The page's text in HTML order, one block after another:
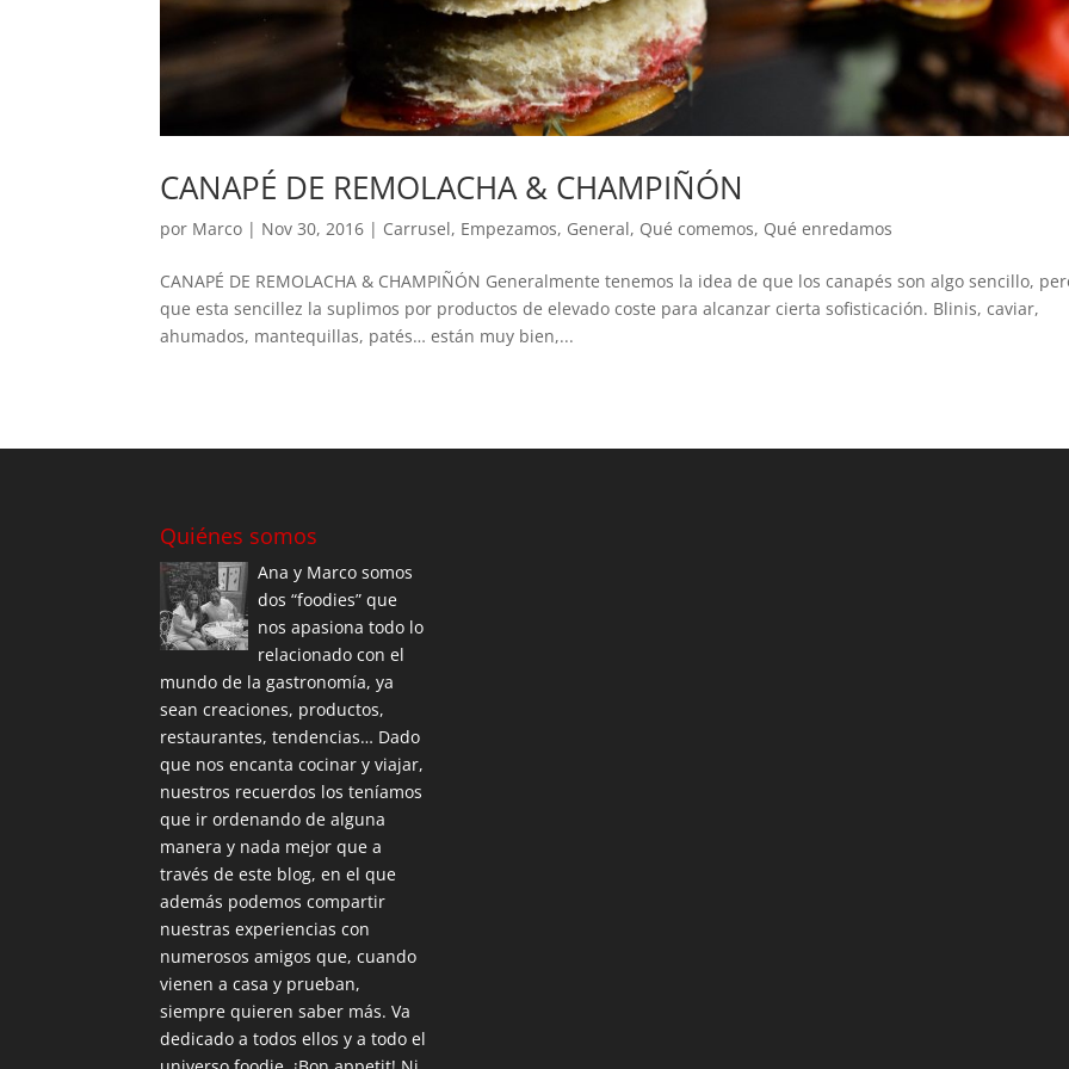
CANAPÉ DE REMOLACHA & CHAMPIÑÓN
por Marco | Nov 30, 2016 | Carrusel, Empezamos, General, Qué comemos, Qué enredamos
CANAPÉ DE REMOLACHA & CHAMPIÑÓN Generalmente tenemos la idea de que los canapés son algo sencillo,
que esta sencillez la suplimos por productos de elevado coste para alcanzar cierta sofisticación. Blinis, caviar,
ahumados, mantequillas, patés… están muy bien,...
Quiénes somos
Ana y Marco somos
dos “foodies” que
nos apasiona todo lo
relacionado con el
mundo de la gastronomía, ya
sean creaciones, productos,
restaurantes, tendencias… Dado
que nos encanta cocinar y viajar,
nuestros recuerdos los teníamos
que ir ordenando de alguna
manera y nada mejor que a
través de este blog, en el que
además podemos compartir
nuestras experiencias con
numerosos amigos que, cuando
vienen a casa y prueban,
siempre quieren saber más. Va
dedicado a todos ellos y a todo el